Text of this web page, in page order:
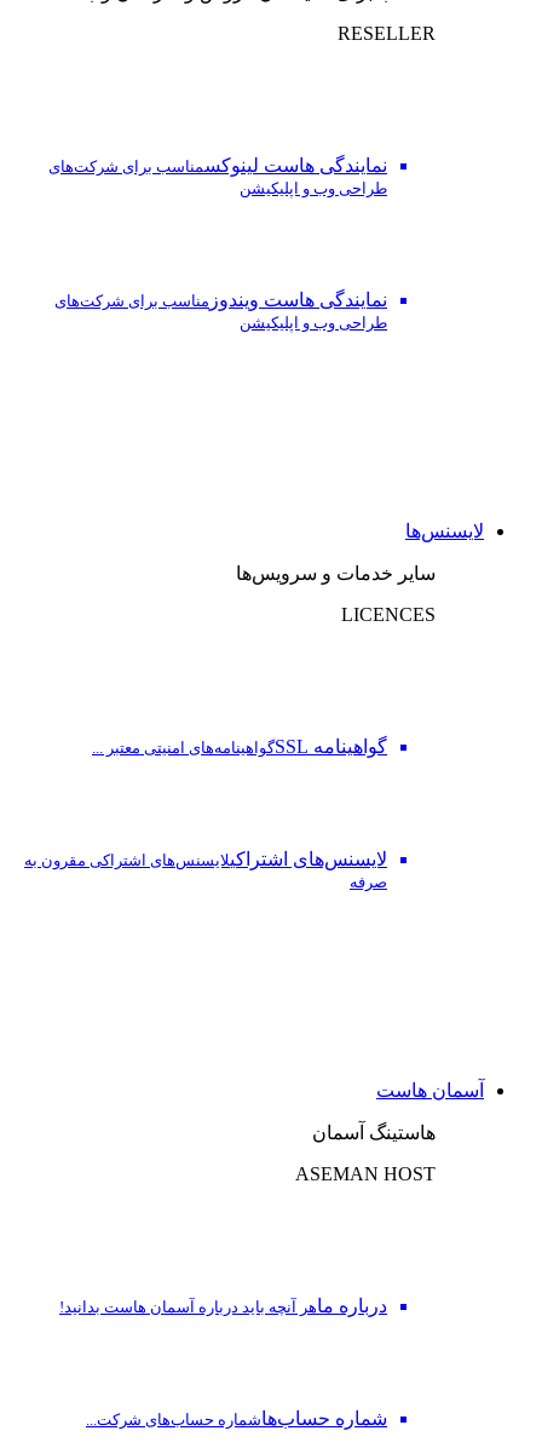
RESELLER
نمایندگی هاست لینوکسمناسب برای شرکت‌های
طراحی وب و اپلیکیشن
نمایندگی هاست ویندوز مناسب برای شرکت‌های
طراحی وب و اپلیکیشن
لایسنس‌ها
سایر خدمات و سرویس‌ها
LICENCES
گواهینامه SSL گواهینامه‌های امنیتی معتبر ...
لایسنس‌های اشتراکیلایسنس‌های اشتراکی مقرون به
صرفه
آسمان هاست
هاستینگ آسمان
ASEMAN HOST
درباره ماهر آنچه باید درباره آسمان هاست بدانید!
شماره حساب‌هاشماره حساب‌های شرکت...